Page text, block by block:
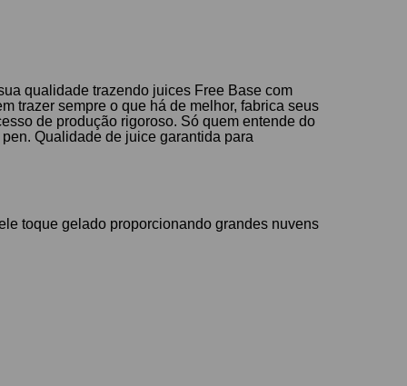
qualidade trazendo juices Free Base com
trazer sempre o que há de melhor, fabrica seus
de produção rigoroso. Só quem entende do
Qualidade de juice garantida para
toque gelado proporcionando grandes nuvens